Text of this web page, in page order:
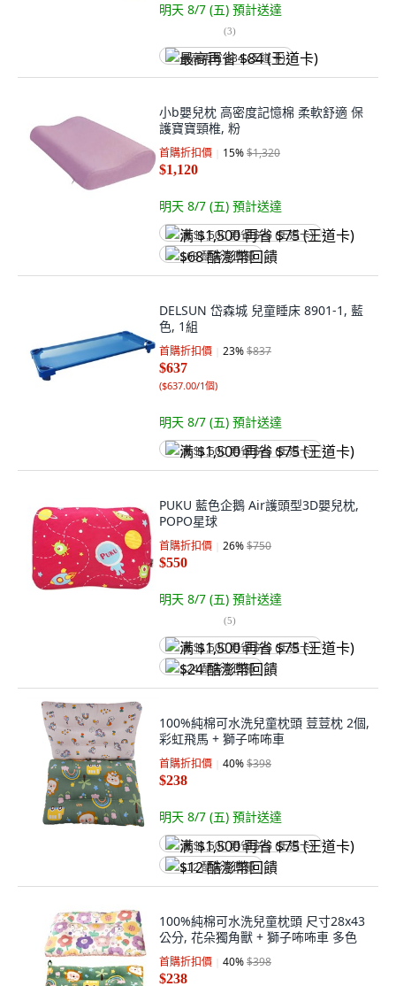
明天 8/7 (五) 預計送達
(3)
最高再省 $84 (王道卡)
小b嬰兒枕 高密度記憶棉 柔軟舒適 保
護寶寶頸椎, 粉
首購折扣價 15%$1,320
$1,120
明天 8/7 (五) 預計送達
满 $1,500 再省 $75 (王道卡)
$68 酷澎幣回饋
DELSUN 岱森城 兒童睡床 8901-1, 藍
色, 1組
首購折扣價 23%$837
$637
($637.00/1個)
明天 8/7 (五) 預計送達
满 $1,500 再省 $75 (王道卡)
PUKU 藍色企鵝 Air護頭型3D嬰兒枕,
POPO星球
首購折扣價 26%$750
$550
明天 8/7 (五) 預計送達
(5)
满 $1,500 再省 $75 (王道卡)
$24 酷澎幣回饋
100%純棉可水洗兒童枕頭 荳荳枕 2個,
彩虹飛馬 + 獅子咘咘車
首購折扣價 40%$398
$238
明天 8/7 (五) 預計送達
满 $1,500 再省 $75 (王道卡)
$12 酷澎幣回饋
100%純棉可水洗兒童枕頭 尺寸28x43
公分, 花朵獨角獸 + 獅子咘咘車 多色
首購折扣價 40%$398
$238